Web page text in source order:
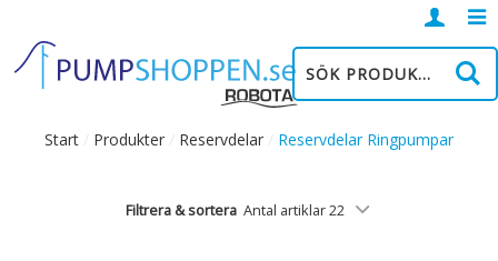
Start Produkter Reservdelar Reservdelar Ringpumpar
Filtrera & sortera Antal artiklar 22